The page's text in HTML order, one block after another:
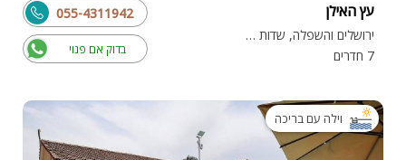
עץ האילן
ירושלים והשפלה, שדות מיכה
7 חדרים
בדוק אם פנוי
055-4311942
וילה עם בריכה